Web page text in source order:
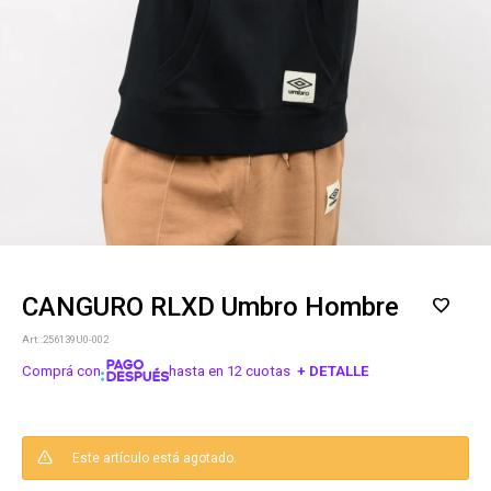
CANGURO RLXD Umbro Hombre
256139U0-002
Comprá con hasta en 12 cuotas + DETALLE
Este artículo está agotado.